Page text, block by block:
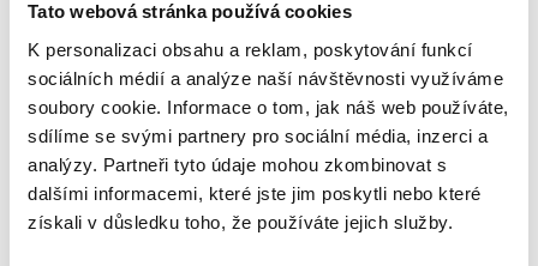
Tato webová stránka používá cookies
K personalizaci obsahu a reklam, poskytování funkcí
sociálních médií a analýze naší návštěvnosti využíváme
soubory cookie. Informace o tom, jak náš web používáte,
sdílíme se svými partnery pro sociální média, inzerci a
analýzy. Partneři tyto údaje mohou zkombinovat s
dalšími informacemi, které jste jim poskytli nebo které
získali v důsledku toho, že používáte jejich služby.
Začněte nás odebírat, a mějte tak
přehled o tom, jaké dezinformace a
nepravdy se zrovna v Česku šíří.
Newsletter WhatsApp